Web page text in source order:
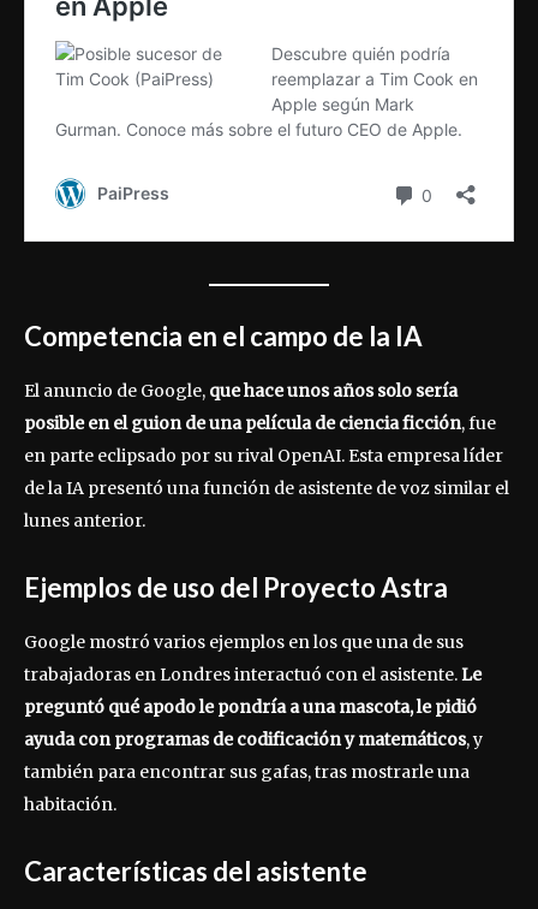
Competencia en el campo de la IA
El anuncio de Google, que hace unos años solo sería
posible en el guion de una película de ciencia ficción, fue
en parte eclipsado por su rival OpenAI. Esta empresa líder
de la IA presentó una función de asistente de voz similar el
lunes anterior.
Ejemplos de uso del Proyecto Astra
Google mostró varios ejemplos en los que una de sus
trabajadoras en Londres interactuó con el asistente.Le
preguntó qué apodo le pondría a una mascota, le pidió
ayuda con programas de codificación y matemáticos, y
también para encontrar sus gafas, tras mostrarle una
habitación.
Características del asistente